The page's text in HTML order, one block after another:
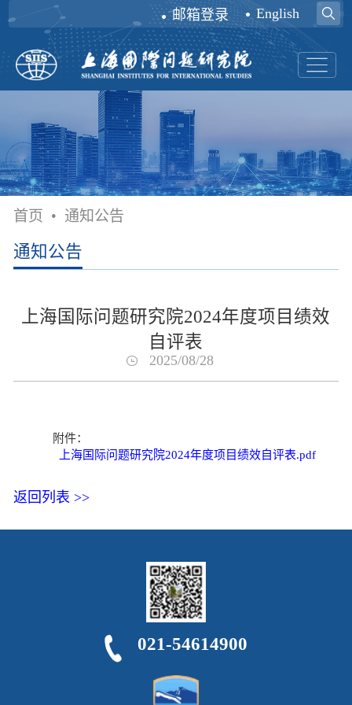
邮箱登录 English
首页 • 通知公告
通知公告
上海国际问题研究院2024年度项目绩效
自评表
2025/08/28
附件：
上海国际问题研究院2024年度项目绩效自评表.pdf
返回列表 >>
021-54614900